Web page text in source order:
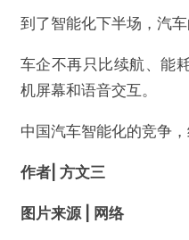
到了智能化下半场，汽车
车企不再只比续航、能
机屏幕和语音交互。
中国汽车智能化的竞争
作者| 方文三
图片来源 | 网络